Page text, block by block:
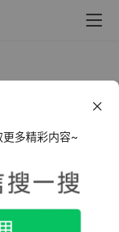
多精彩内容~